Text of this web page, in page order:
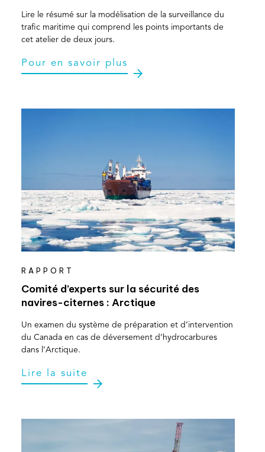
Lire le résumé sur la modélisation de la surveillance du
trafic maritime qui comprend les points importants de
cet atelier de deux jours.
Pour en savoir plus
RAPPORT
Comité d’experts sur la sécurité des
navires-citernes : Arctique
Un examen du système de préparation et d’intervention
du Canada en cas de déversement d’hydrocarbures
dans l’Arctique.
Lire la suite